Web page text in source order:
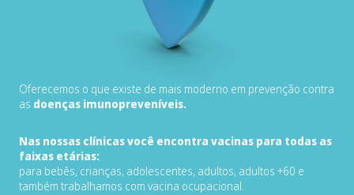
Oferecemos o que existe de mais moderno em prevenção contra
as doenças imunopreveníveis.
Nas nossas clínicas você encontra vacinas para todas as
faixas etárias:
para bebês, crianças, adolescentes, adultos, adultos +60 e
também trabalhamos com vacina ocupacional.